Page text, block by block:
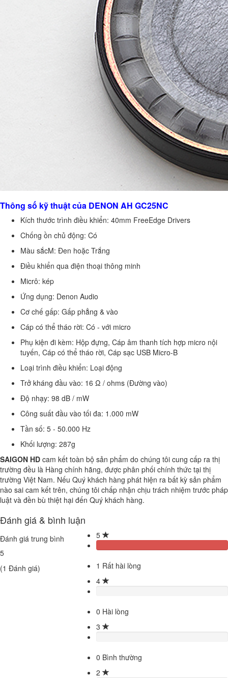
Thông số kỹ thuật của DENON AH GC25NC
Kích thước trình điều khiển: 40mm FreeEdge Drivers
Chống ồn chủ động: Có
Màu sắcM: Đen hoặc Trắng
Điều khiển qua điện thoại thông minh
Micrô: kép
Ứng dụng: Denon Audio
Cơ chế gấp: Gấp phẳng & vào
Cáp có thể tháo rời: Có - với micro
Phụ kiện đi kèm: Hộp đựng, Cáp âm thanh tích hợp micro nội
tuyến, Cáp có thể tháo rời, Cáp sạc USB Micro-B
Loại trình điều khiển: Loại động
Trở kháng đầu vào: 16 Ω / ohms (Đường vào)
Độ nhạy: 98 dB / mW
Công suất đầu vào tối đa: 1.000 mW
Tần số: 5 - 50.000 Hz
Khối lượng: 287g
SAIGON HD cam kết toàn bộ sản phẩm do chúng tôi cung cấp ra thị
trường đều là Hàng chính hãng, được phân phối chính thức tại thị
trường Việt Nam. Nếu Quý khách hàng phát hiện ra bất kỳ sản phẩm
nào sai cam kết trên, chúng tôi chấp nhận chịu trách nhiệm trước pháp
luật và đền bù thiệt hại đến Quý khách hàng.
Đánh giá & bình luận
Đánh giá trung bình
5
(1 Đánh giá)
5
1 Rất hài lòng
4
0 Hài lòng
3
0 Bình thường
2